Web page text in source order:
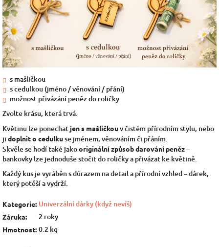
s mašličkou
s cedulkou (jméno / věnování / přání)
možnost přivázání peněz do roličky
Zvolte krásu, která trvá.
Květinu lze ponechat jen s mašličkouv čistém přírodním stylu, nebo
ji doplnit o cedulkuse jménem, věnováním či přáním.
Skvěle se hodí také jakooriginální způsob darování peněz–
bankovky lze jednoduše stočit do roličky a přivázat ke květině.
Každý kus je vyráběn s důrazem na detail a přírodní vzhled – dárek,
který potěší a vydrží.
Kategorie: Univerzální dárky (když nevíš)
Záruka: 2 roky
Hmotnost: 0.2 kg